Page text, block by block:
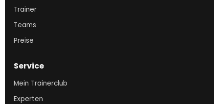
Trainer
Teams
Preise
Service
Mein Trainerclub
Experten